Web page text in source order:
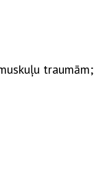
traumām;